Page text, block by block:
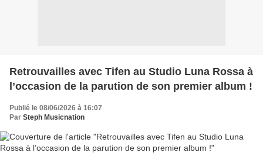
Retrouvailles avec Tifen au Studio Luna Rossa à
l’occasion de la parution de son premier album !
Publié le 08/06/2026 à 16:07
Par Steph Musicnation